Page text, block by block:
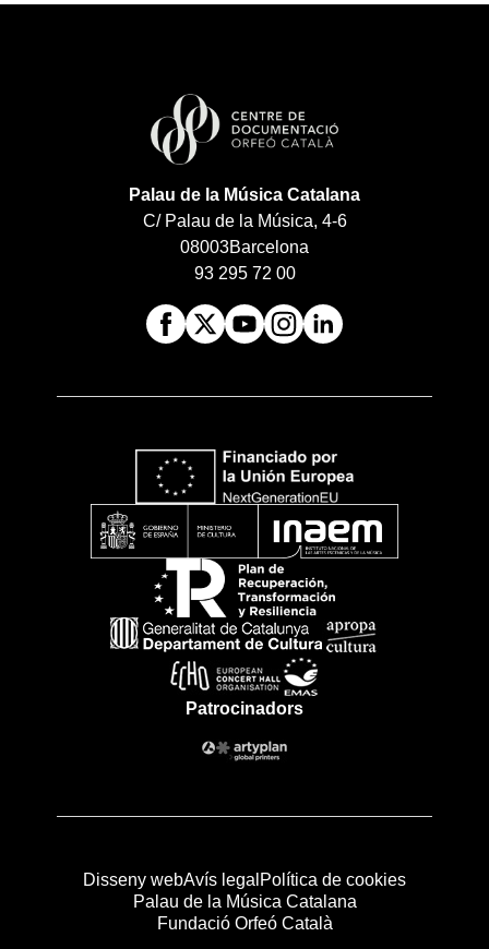
Palau de la Música Catalana
C/ Palau de la Música, 4-6
08003Barcelona
93 295 72 00
Patrocinadors
Disseny webAvís legal Política de cookies
Palau de la Música Catalana
Fundació Orfeó Català